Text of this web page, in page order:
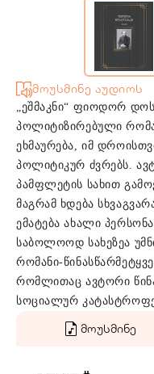
„ეშმაკნი“ ფიოდორ
პოლიტიზირებული
ეხმაურება, იმ
პოლიტიკურ ძვრებს.
პამფლეტის სახით
მაგრამ ხდება
ემატება ახალი
საბოლოოდ სახეზეა
რომანი-
რომლითაც ავტორი
სოციალურ
მოუსმინე აუდიოს
მოუსმინე